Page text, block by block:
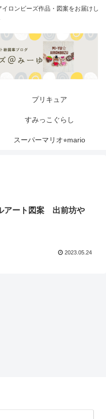
ロンビーズ作品・図案をお届けし
プリキュア
すみっこぐらし
スーパーマリオ⭐︎mario
アート図案 出前坊や
2023.05.24